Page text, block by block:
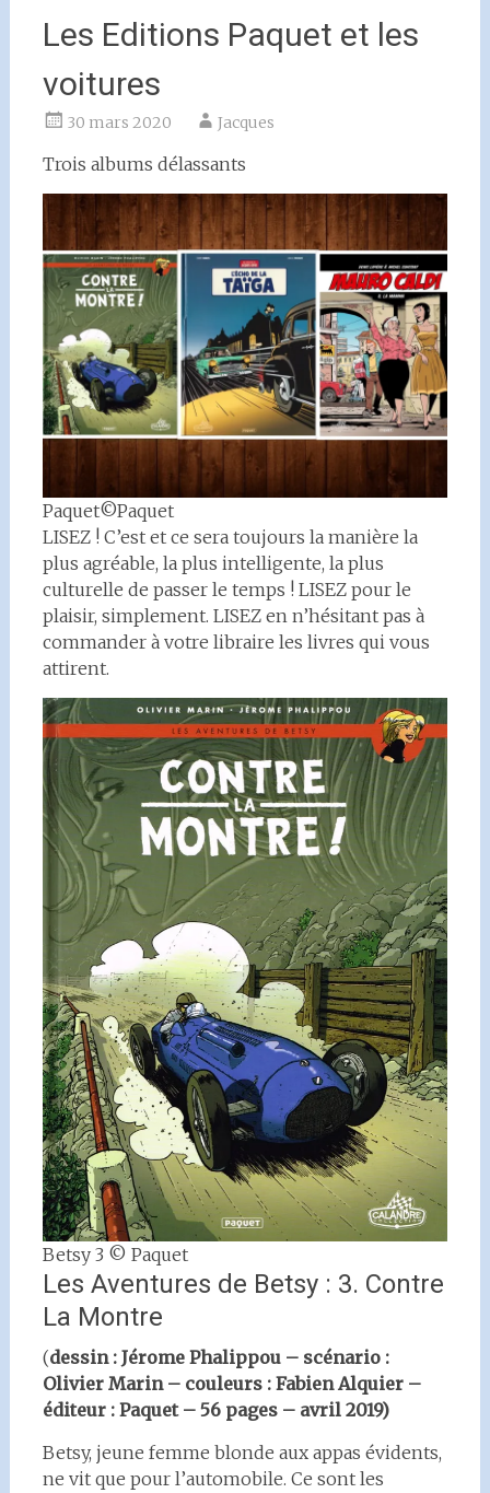
Les Editions Paquet et les
voitures
30 mars 2020 Jacques
Trois albums délassants
Paquet©Paquet
LISEZ ! C’est et ce sera toujours la manière la
plus agréable, la plus intelligente, la plus
culturelle de passer le temps ! LISEZ pour le
plaisir, simplement. LISEZ en n’hésitant pas à
commander à votre libraire les livres qui vous
attirent.
Betsy 3 © Paquet
Les Aventures de Betsy : 3. Contre
La Montre
(dessin : Jérome Phalippou – scénario :
Olivier Marin – couleurs : Fabien Alquier –
éditeur : Paquet – 56 pages – avril 2019)
Betsy, jeune femme blonde aux appas évidents,
ne vit que pour l’automobile. Ce sont les